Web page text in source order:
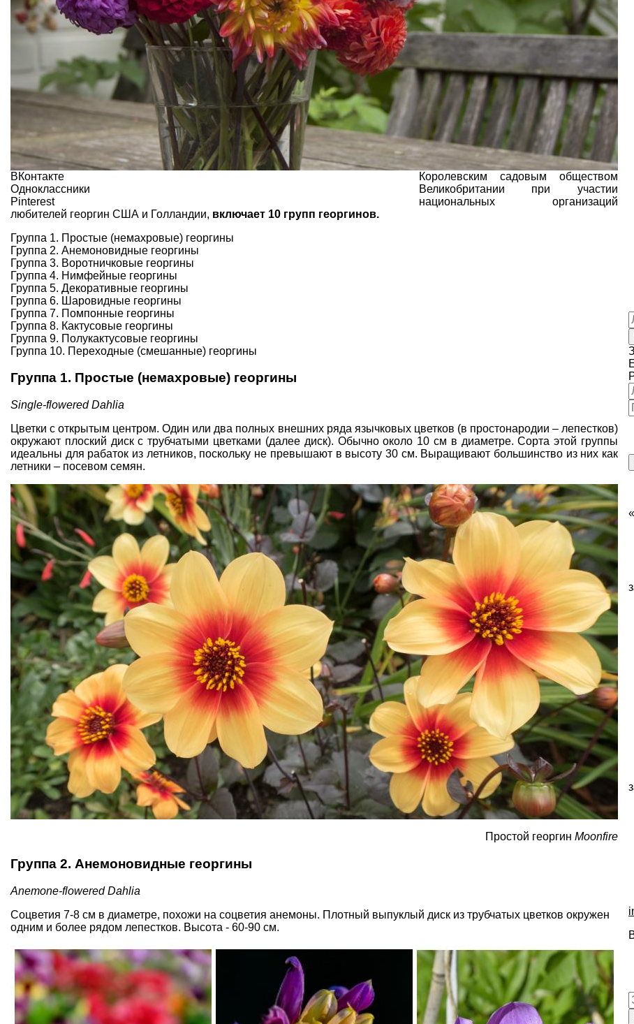
ВКонтакте
Одноклассники
Pinterest
Королевским садовым обществом
Великобритании при участии
национальных организаций
любителей георгин США и Голландии, включает 10 групп георгинов.
Группа 1. Простые (немахровые) георгины
Группа 2. Анемоновидные георгины
Группа 3. Воротничковые георгины
Группа 4. Нимфейные георгины
Группа 5. Декоративные георгины
Группа 6. Шаровидные георгины
Группа 7. Помпонные георгины
Группа 8. Кактусовые георгины
Группа 9. Полукактусовые георгины
Группа 10. Переходные (смешанные) георгины
Группа 1. Простые (немахровые) георгины
Single-flowered Dahlia
Цветки с открытым центром. Один или два полных внешних ряда язычковых цветков (в простонародии – лепестков)
окружают плоский диск с трубчатыми цветками (далее диск). Обычно около 10 см в диаметре. Сорта этой группы
идеальны для рабаток из летников, поскольку не превышают в высоту 30 см. Выращивают большинство из них как
летники – посевом семян.
Простой георгин Moonfire
Группа 2. Анемоновидные георгины
Anemone-floweredDahlia
Соцветия 7-8 см в диаметре, похожи на соцветия анемоны. Плотный выпуклый диск из трубчатых цветков окружен
одним и более рядом лепестков. Высота - 60-90 см.